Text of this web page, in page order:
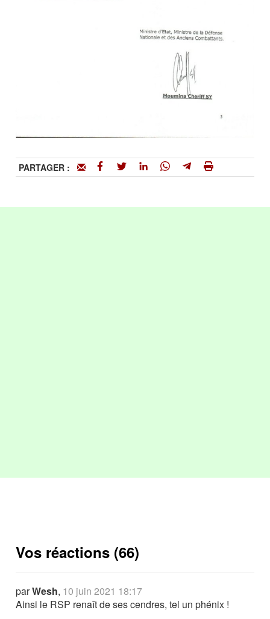
PARTAGER :
Vos réactions (66)
parWesh, 10 juin 2021 18:17
Ainsi le RSP renaît de ses cendres, tel un phénix !